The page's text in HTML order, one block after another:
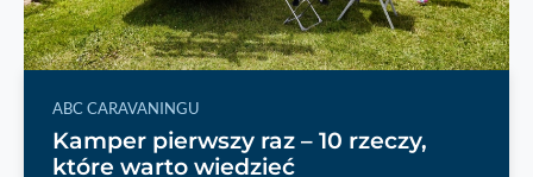
ABC CARAVANINGU
Kamper pierwszy raz – 10 rzeczy,
które warto wiedzieć